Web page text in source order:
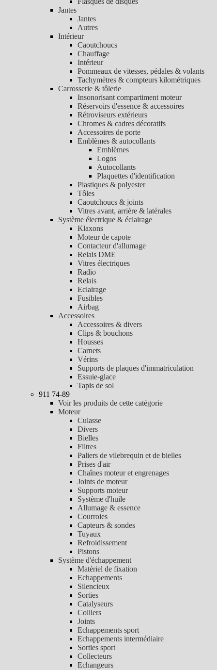
Jantes
Jantes
Autres
Intérieur
Caoutchoucs
Chauffage
Intérieur
Pommeaux de vitesses, pédales & volants
Tachymètres & compteurs kilométriques
Carrosserie & tôlerie
Insonorisant compartiment moteur
Réservoirs d'essence & accessoires
Rétroviseurs extérieurs
Chromes & cadres décoratifs
Accessoires de porte
Emblèmes & autocollants
Emblèmes
Logos
Autocollants
Plaquettes d'identification
Plastiques & polyester
Tôles
Caoutchoucs & joints
Vitres avant, arrière & latérales
Système électrique & éclairage
Klaxons
Moteur de capote
Contacteur d'allumage
Relais DME
Vitres électriques
Radio
Relais
Eclairage
Fusibles
Airbag
Accessoires
Accessoires & divers
Clips & bouchons
Housses
Carnets
Vérins
Supports de plaques d'immatriculation
Essuie-glace
Tapis de sol
911 74-89
Voir les produits de cette catégorie
Moteur
Culasse
Divers
Bielles
Filtres
Paliers de vilebrequin et de bielles
Prises d'air
Chaînes moteur et engrenages
Joints de moteur
Supports moteur
Système d'huile
Allumage & essence
Courroies
Capteurs & sondes
Tuyaux
Refroidissement
Pistons
Système d'échappement
Matériel de fixation
Echappements
Silencieux
Sorties
Catalyseurs
Colliers
Joints
Echappements sport
Echappements intermédiaire
Sorties sport
Collecteurs
Echangeurs